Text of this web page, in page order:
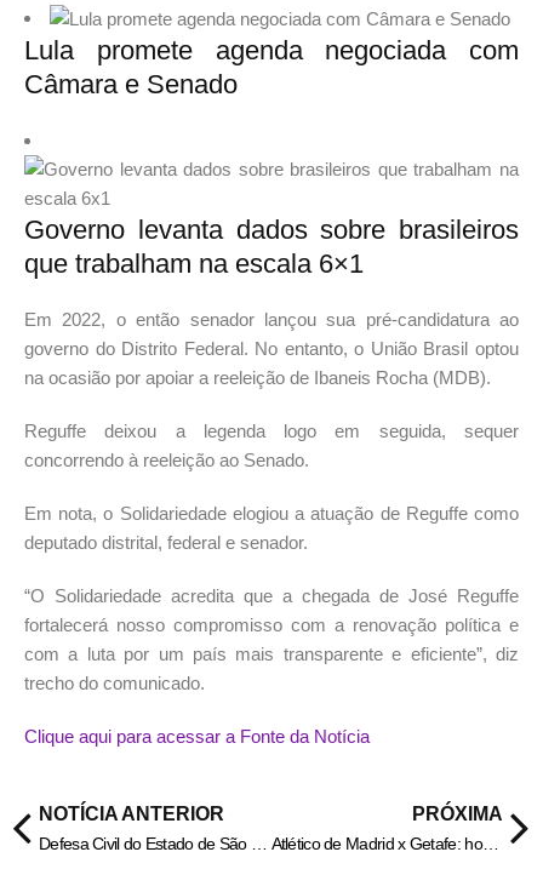
Lula promete agenda negociada com
Câmara e Senado
Governo levanta dados sobre brasileiros
que trabalham na escala 6×1
Em 2022, o então senador lançou sua pré-candidatura ao
governo do Distrito Federal. No entanto, o União Brasil optou
na ocasião por apoiar a reeleição de Ibaneis Rocha (MDB).
Reguffe deixou a legenda logo em seguida, sequer
concorrendo à reeleição ao Senado.
Em nota, o Solidariedade elogiou a atuação de Reguffe como
deputado distrital, federal e senador.
“O Solidariedade acredita que a chegada de José Reguffe
fortalecerá nosso compromisso com a renovação política e
com a luta por um país mais transparente e eficiente”, diz
trecho do comunicado.
Clique aqui para acessar a Fonte da Notícia
NOTÍCIA ANTERIOR
Defesa Civil do Estado de São Paulo renova alerta de fortes chuvas
PRÓXIMA
Atlético de Madrid x Getafe: horário e onde assistir a Copa do Rei